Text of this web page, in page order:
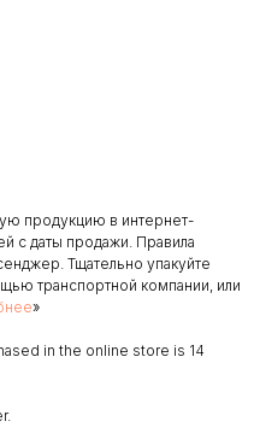
продукцию в интернет-
с даты продажи. Правила
Тщательно упакуйте
транспортной компании, или
»
in the online store is 14